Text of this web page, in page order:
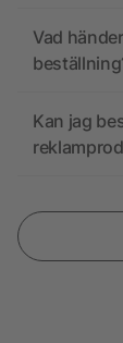
Vad
Kan jag